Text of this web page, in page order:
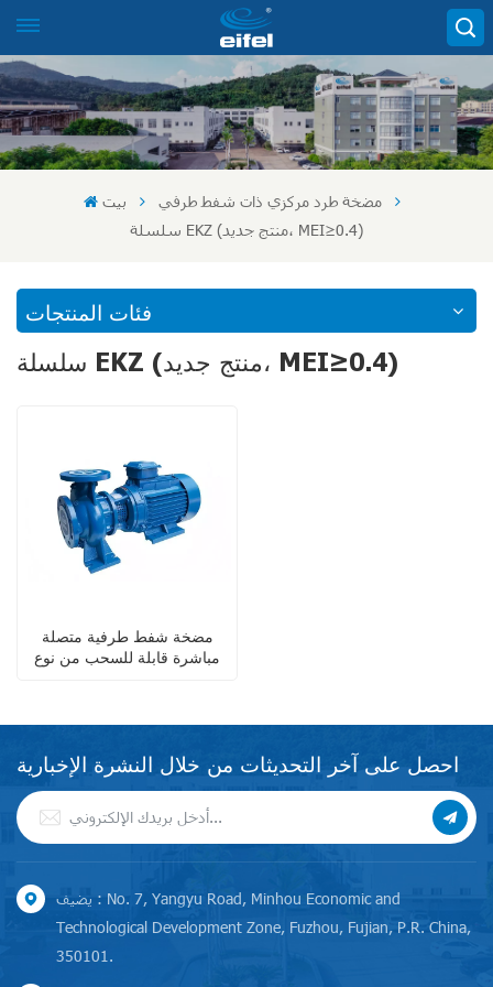
بيت
مضخة طرد مركزي ذات شفط طرفي
سلسلة EKZ (منتج جديد، MEI≥0.4)
فئات المنتجات
سلسلة EKZ (منتج جديد، MEI≥0.4)
مضخة شفط طرفية متصلة
مباشرة قابلة للسحب من نوع
احصل على آخر التحديثات من خلال النشرة الإخبارية
يضيف : No. 7, Yangyu Road, Minhou Economic and
Technological Development Zone, Fuzhou, Fujian, P.R. China,
350101.